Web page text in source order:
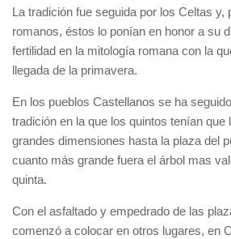
La tradición fue seguida por los Celtas y,
romanos, éstos lo ponían en honor a su
fertilidad en la mitología romana con la
llegada de la primavera.
En los pueblos Castellanos se ha
tradición en la que los quintos tenían que
grandes dimensiones hasta la plaza del
cuanto más grande fuera el árbol mas
quinta.
Con el asfaltado y empedrado de las
comenzó a colocar en otros lugares, en